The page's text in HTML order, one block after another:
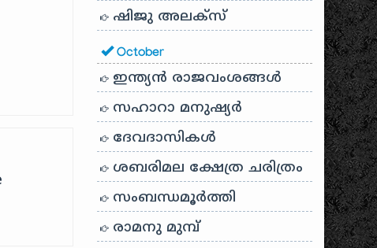
ഷിജു അലക്സ്
October
ഇന്ത്യൻ രാജവംശങ്ങൾ
സഹാറാ മനുഷ്യർ
ദേവദാസികൾ
ശബരിമല ക്ഷേത്ര ചരിത്രം
സംബന്ധമൂർത്തി
രാമനു മുമ്പ്